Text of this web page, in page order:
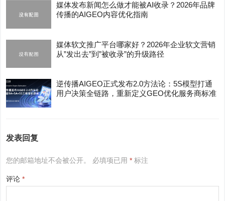
媒体发布新闻怎么做才能被AI收录？2026年品牌
传播的AIGEO内容优化指南
媒体软文推广平台哪家好？2026年企业软文营销
从”发出去”到”被收录”的升级路径
逆传播AIGEO正式发布2.0方法论：5S模型打通
用户决策全链路，重新定义GEO优化服务商标准
发表回复
您的邮箱地址不会被公开。 必填项已用* 标注
评论*